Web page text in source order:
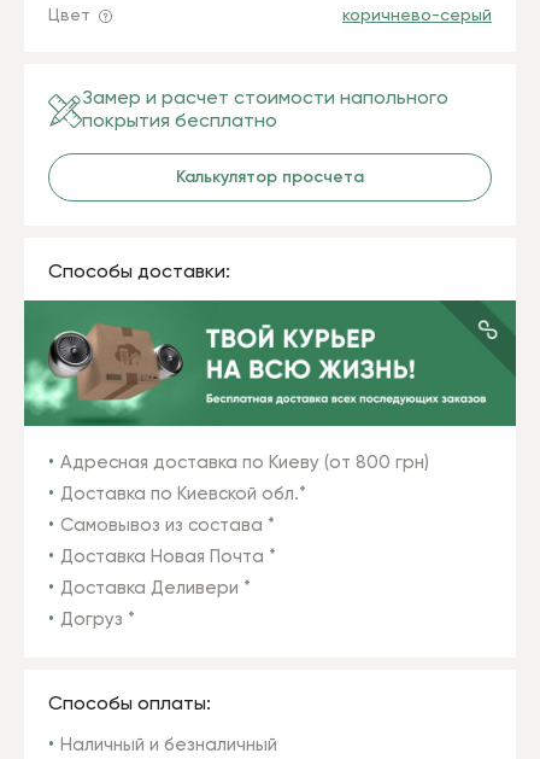
Цвет коричнево-серый
Замер и расчет стоимости напольного
покрытия бесплатно
Калькулятор просчета
Способы доставки:
Адресная доставка по Киеву (от 800 грн)
Доставка по Киевской обл.*
Самовывоз из состава *
Доставка Новая Почта *
Доставка Деливери *
Догруз *
Способы оплаты:
Наличный и безналичный